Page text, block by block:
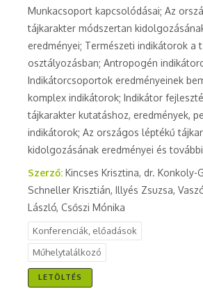
Munkacsoport kapcsolódásai; Az
tájkarakter módszertan
eredményei; Természeti indikátorok a
osztályozásban; Antropogén
Indikátorcsoportok eredményeinek
komplex indikátorok; Indikátor
tájkarakter kutatáshoz, eredmények,
indikátorok; Az országos léptékű
kidolgozásának eredményei és
Szerző: Kincses Krisztina, dr. Konkoly-
Schneller Krisztián, Illyés Zsuzsa,
László, Csőszi Mónika
Konferenciák, előadások
Műhelytalálkozó
LETÖLTÉS